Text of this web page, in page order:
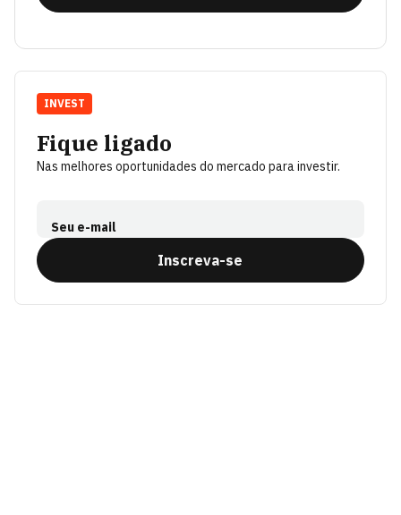
Fique ligado
Nas melhores oportunidades do mercado para investir.
Seu e-mail
Inscreva-se
INVEST